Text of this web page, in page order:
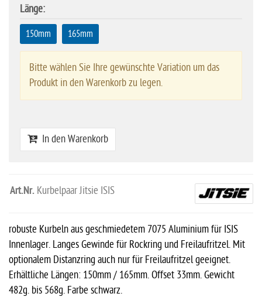
Länge:
150mm 165mm
Bitte wählen Sie Ihre gewünschte Variation um das
Produkt in den Warenkorb zu legen.
In den Warenkorb
Art.Nr. Kurbelpaar Jitsie ISIS
robuste Kurbeln aus geschmiedetem 7075 Aluminium für ISIS
Innenlager. Langes Gewinde für Rockring und Freilaufritzel. Mit
optionalem Distanzring auch nur für Freilaufritzel geeignet.
Erhältliche Längen: 150mm / 165mm. Offset 33mm. Gewicht
482g. bis 568g. Farbe schwarz.